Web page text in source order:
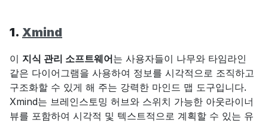
1. Xmind
이 지식 관리 소프트웨어는 사용자들이 나무와 타임라인
같은 다이어그램을 사용하여 정보를 시각적으로 조직하고
구조화할 수 있게 해 주는 강력한 마인드 맵 도구입니다.
Xmind는 브레인스토밍 허브와 스위치 가능한 아웃라이너
뷰를 포함하여 시각적 및 텍스트적으로 계획할 수 있는 유